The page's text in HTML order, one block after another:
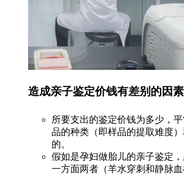
造成亲子鉴定价钱有差别的因素
所要支出的鉴定价钱为多少，
品的种类（即样品的提取难度
的。
假如是孕妇做胎儿的亲子鉴定
一方面两者（羊水穿刺和静脉